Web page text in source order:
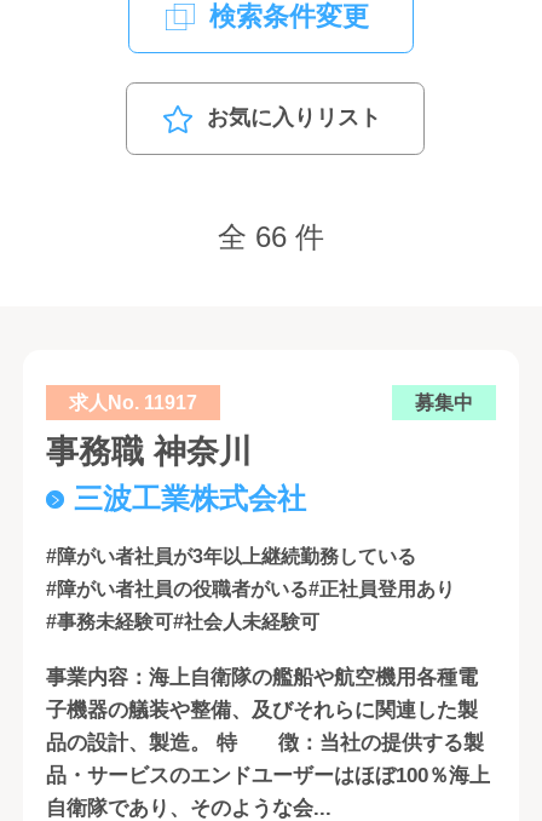
検索条件変更
お気に入りリスト
全 66 件
求人No. 11917 募集中
事務職 神奈川
三波工業株式会社
#障がい者社員が3年以上継続勤務している
#障がい者社員の役職者がいる#正社員登用あり
#事務未経験可#社会人未経験可
事業内容：海上自衛隊の艦船や航空機用各種電
子機器の艤装や整備、及びそれらに関連した製
品の設計、製造。 特 徴：当社の提供する製
品・サービスのエンドユーザーはほぼ100％海上
自衛隊であり、そのような会...